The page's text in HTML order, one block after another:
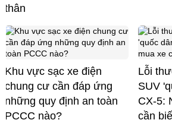
thân
Khu vực sạc xe điện
chung cư cần đáp ứng
những quy định an toàn
PCCC nào?
Lỗi
SUV
CX-5:
cần